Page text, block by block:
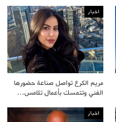
اخبار
مريم الكرع تواصل صناعة حضورها
الفني وتتمسك بأعمال تلامس…
اخبار